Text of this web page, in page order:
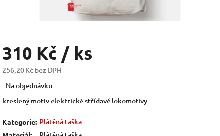
310 Kč / ks
256,20 Kč bez DPH
cena:
Na objednávku
kreslený motiv elektrické střídavé lokomotivy
Kategorie: Plátěná taška